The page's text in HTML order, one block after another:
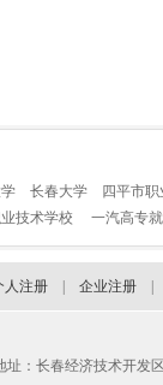
长春大学
四平市
技术学校 一汽高专
人注册 企业注册
址：长春经济技术开发